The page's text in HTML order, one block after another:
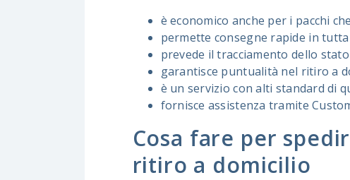
è economico anche per i pacchi
permette consegne rapide in
prevede il tracciamento dello
garantisce puntualità nel ritiro a
è un servizio con alti standard di
fornisce assistenza tramite
Cosa fare per
ritiro a domicilio